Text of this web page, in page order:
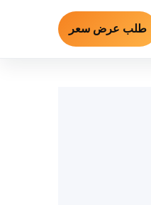
طلب عرض سعر